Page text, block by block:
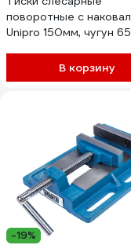
поворотные с
Unipro 150мм, чугун
В корзину
-19%